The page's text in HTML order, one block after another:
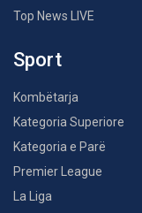
Top News LIVE
Sport
Kombëtarja
Kategoria Superiore
Kategoria e Parë
Premier League
La Liga